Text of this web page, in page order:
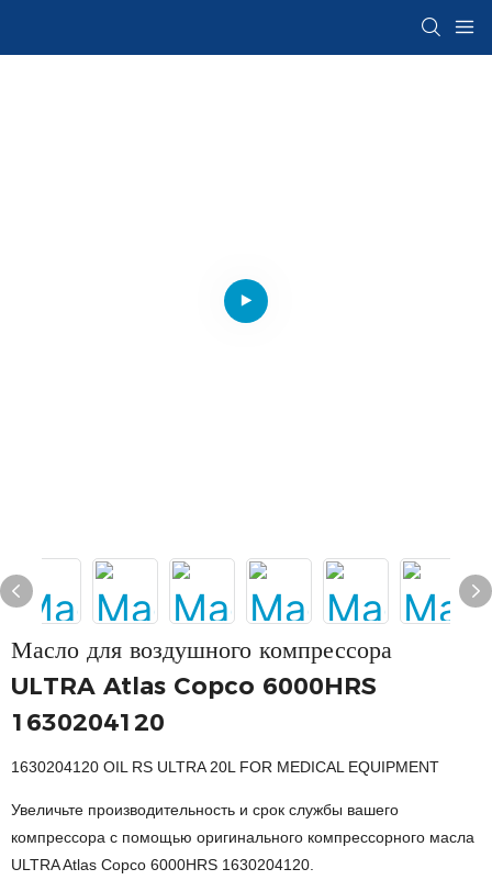
Масло для воздушного компрессора
ULTRA Atlas Copco 6000HRS
1630204120
1630204120 OIL RS ULTRA 20L FOR MEDICAL EQUIPMENT
Увеличьте производительность и срок службы вашего
компрессора с помощью оригинального компрессорного масла
ULTRA Atlas Copco 6000HRS 1630204120.